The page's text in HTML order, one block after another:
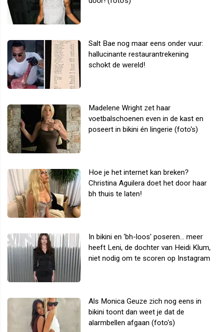
Salt Bae nog maar eens onder vuur:
hallucinante restaurantrekening
schokt de wereld!
Madelene Wright zet haar
voetbalschoenen even in de kast en
poseert in bikini én lingerie (foto's)
Hoe je het internet kan breken?
Christina Aguilera doet het door haar
bh thuis te laten!
In bikini en 'bh-loos' poseren... meer
heeft Leni, de dochter van Heidi Klum,
niet nodig om te scoren op Instagram
Als Monica Geuze zich nog eens in
bikini toont dan weet je dat de
alarmbellen afgaan (foto's)